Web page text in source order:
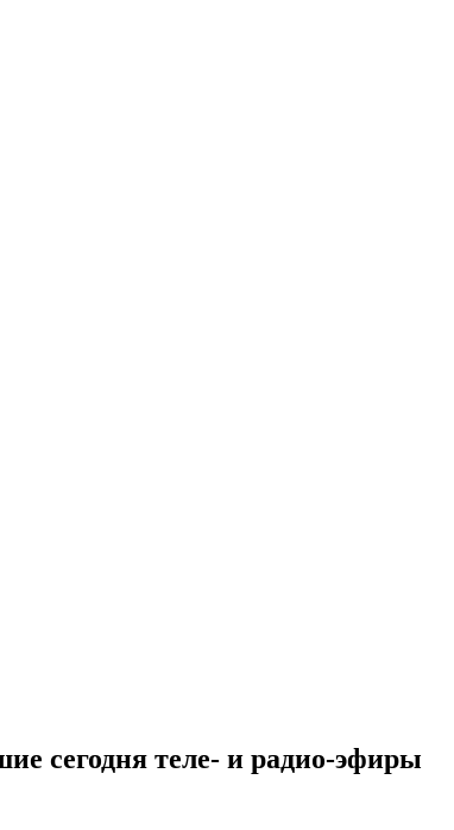
сегодня теле- и радио-эфиры